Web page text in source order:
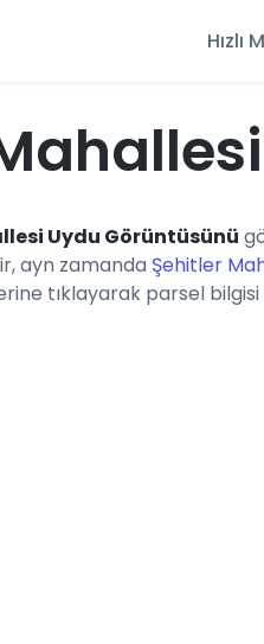
Hızlı
Uydu Görüntüsünü
ayn zamanda Şehitler
tıklayarak parsel